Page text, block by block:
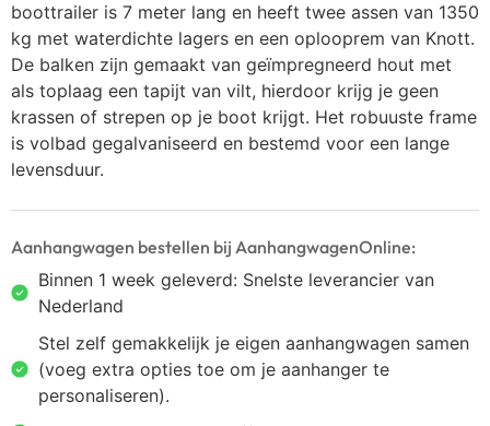
boottrailer is 7 meter lang en heeft twee assen van 1350
kg met waterdichte lagers en een oplooprem van Knott.
De balken zijn gemaakt van geïmpregneerd hout met
als toplaag een tapijt van vilt, hierdoor krijg je geen
krassen of strepen op je boot krijgt. Het robuuste frame
is volbad gegalvaniseerd en bestemd voor een lange
levensduur.
Aanhangwagen bestellen bij AanhangwagenOnline:
Binnen 1 week geleverd: Snelste leverancier van
Nederland
Stel zelf gemakkelijk je eigen aanhangwagen samen
(voeg extra opties toe om je aanhanger te
personaliseren).